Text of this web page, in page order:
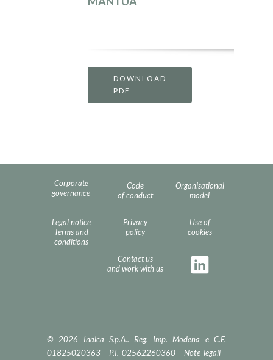
DOWNLOAD
PDF
Corporate
governance
Code
of conduct
Organisational
model
Legal notice
Terms and
conditions
Privacy
policy
Use of
cookies
Contact us
and work with us
© 2026 Inalca S.p.A.. Reg. Imp. Modena e C.F.
01825020363 - P.I. 02562260360 - Note legali-